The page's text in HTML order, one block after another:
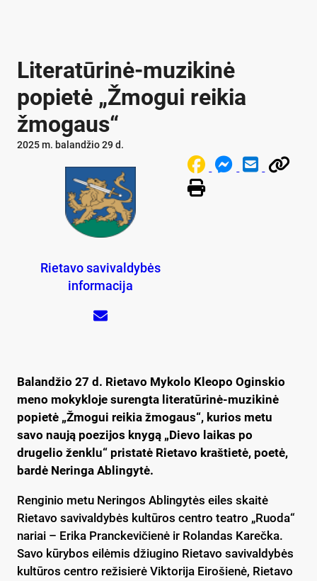
Literatūrinė-muzikinė
popietė „Žmogui reikia
žmogaus“
2025 m. balandžio 29 d.
Rietavo savivaldybės
informacija
Balandžio 27 d. Rietavo Mykolo Kleopo Oginskio
meno mokykloje surengta literatūrinė-muzikinė
popietė „Žmogui reikia žmogaus“, kurios metu
savo naują poezijos knygą „Dievo laikas po
drugelio ženklu“ pristatė Rietavo kraštietė, poetė,
bardė Neringa Ablingytė.
Renginio metu Neringos Ablingytės eiles skaitė
Rietavo savivaldybės kultūros centro teatro „Ruoda“
nariai – Erika Pranckevičienė ir Rolandas Karečka.
Savo kūrybos eilėmis džiugino Rietavo savivaldybės
kultūros centro režisierė Viktorija Eirošienė, Rietavo